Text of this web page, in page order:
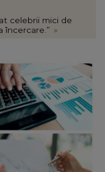
celebrii mici de
încercare.” »